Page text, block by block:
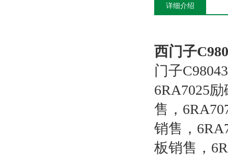
详细介绍
西门子
门子
6RA7025
售，
销售，
板销售，